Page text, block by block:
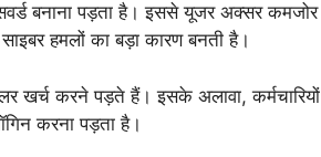
बनाना पड़ता है। इससे यूजर अक्सर कमजोर
हमलों का बड़ा कारण बनती है।
खर्च करने पड़ते हैं। इसके अलावा, कर्मचारियों
करना पड़ता है।